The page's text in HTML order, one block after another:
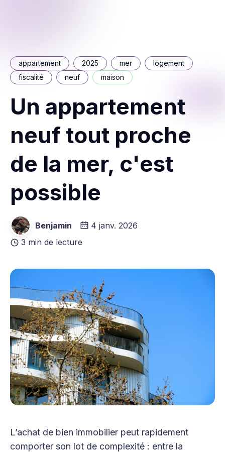
appartement 2025 mer
logement
fiscalité
neuf maison
Un appartement
neuf tout proche
de la mer, c'est
possible
Benjamin
4 janv. 2026
3 min de lecture
L’achat de bien immobilier peut rapidement
comporter son lot de complexité : entre la